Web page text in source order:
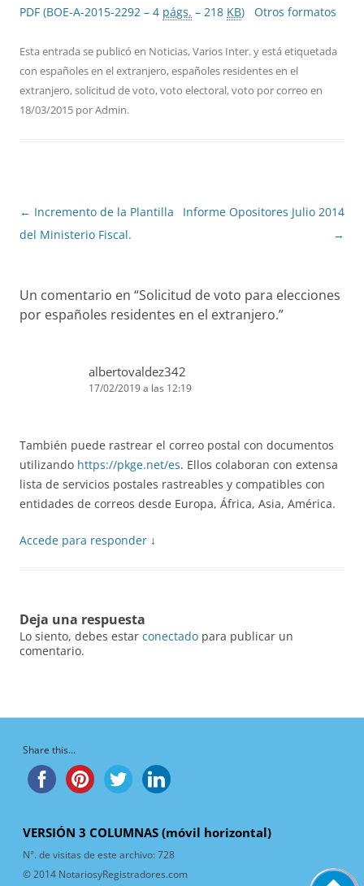
PDF (BOE-A-2015-2292 – 4 págs. – 218 KB) Otros formatos
Esta entrada se publicó en Noticias,Varios Inter.y está etiquetada
con españoles en el extranjero,españoles residentes en el
extranjero,solicitud de voto,voto electoral,voto por correo en
18/03/2015 porAdmin.
Navegación
de
← Incremento de la Plantilla
del Ministerio Fiscal.
Informe Opositores Julio 2014
→
Un comentario en “Solicitud de voto para elecciones
por españoles residentes en el extranjero.”
albertovaldez342
17/02/2019 a las 12:19
También puede rastrear el correo postal con documentos
utilizando https://pkge.net/es. Ellos colaboran con extensa
lista de servicios postales rastreables y compatibles con
entidades de correos desde Europa, África, Asia, América.
Accede para responder ↓
Deja una respuesta
Lo siento, debes estar conectado para publicar un
comentario.
Share this...
VERSIÓN 3 COLUMNAS (móvil horizontal)
N°. de visitas de este archivo:728
© 2014 NotariosyRegistradores.com